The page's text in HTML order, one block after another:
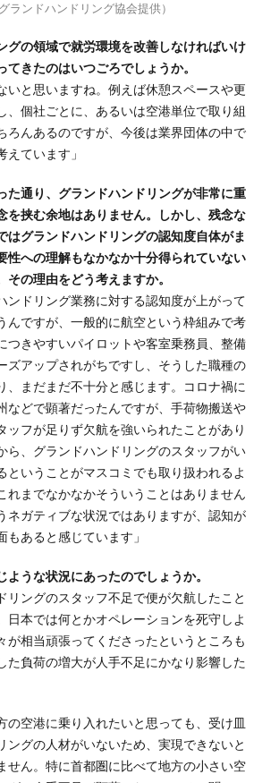
ランドハンドリング協会提供）
の領域で就労環境を改善しなければいけ
きたのはいつごろでしょうか。
いと思いますね。例えば休憩スペースや更
、個社ごとに、あるいは空港単位で取り組
ろんあるのですが、今後は業界団体の中で
ています」
通り、グランドハンドリングが非常に重
を挟む余地はありません。しかし、残念な
はグランドハンドリングの認知度自体がま
性への理解もなかなか十分得られていない
の理由をどう考えますか。
ンドリング業務に対する認知度が上がって
んですが、一般的に航空という枠組みで考
つきやすいパイロットや客室乗務員、整備
ズアップされがちですし、そうした職種の
、まだまだ不十分と感じます。コロナ禍に
などで顕著だったんですが、手荷物搬送や
ッフが足りず欠航を強いられたことがあり
ら、グランドハンドリングのスタッフがい
ということがマスコミでも取り扱われるよ
れまでなかなかそういうことはありません
ネガティブな状況ではありますが、認知が
あると感じています」
うな状況にあったのでしょうか。
リングのスタッフ不足で便が欠航したこと
日本では何とかオペレーションを死守しよ
が相当頑張ってくださったというところも
た負荷の増大が人手不足にかなり影響した
の空港に乗り入れたいと思っても、受け皿
ングの人材がいないため、実現できないと
せん。特に首都圏に比べて地方の小さい空